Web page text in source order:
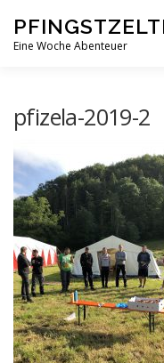
Inhalt
springen
Eine Woche Abenteuer
PFINGSTZELTLAGER
pfizela-2019-2